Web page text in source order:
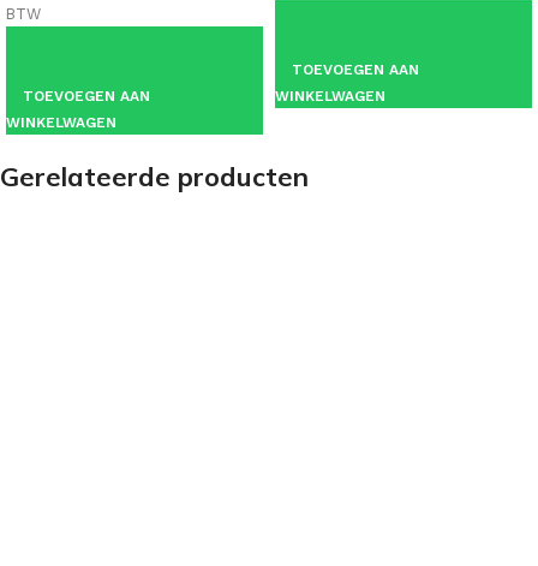
BTW
TOEVOEGEN AAN
WINKELWAGEN
TOEVOEGEN AAN
WINKELWAGEN
Gerelateerde producten